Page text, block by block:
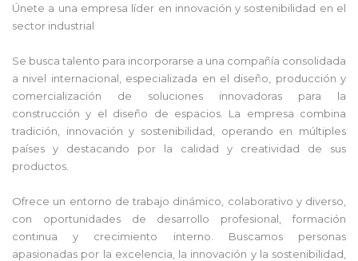
Únete a una empresa líder en innovación y sostenibilidad en el
sector industrial
Se busca talento para incorporarse a una compañía consolidada
a nivel internacional, especializada en el diseño, producción y
comercialización de soluciones innovadoras para la
construcción y el diseño de espacios. La empresa combina
tradición, innovación y sostenibilidad, operando en múltiples
países y destacando por la calidad y creatividad de sus
productos.
Ofrece un entorno de trabajo dinámico, colaborativo y diverso,
con oportunidades de desarrollo profesional, formación
continua y crecimiento interno. Buscamos personas
apasionadas por la excelencia, la innovación y la sostenibilidad,